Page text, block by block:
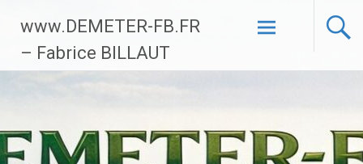
contenu
principal
www.DEMETER-FB.FR
– Fabrice BILLAUT